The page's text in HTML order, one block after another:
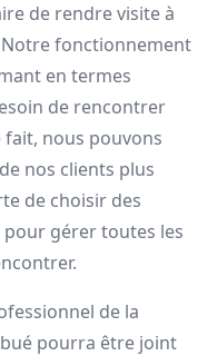
de rendre visite à
fonctionnement
en termes
de rencontrer
fait, nous pouvons
nos clients plus
de choisir des
gérer toutes les
de la
pourra être joint